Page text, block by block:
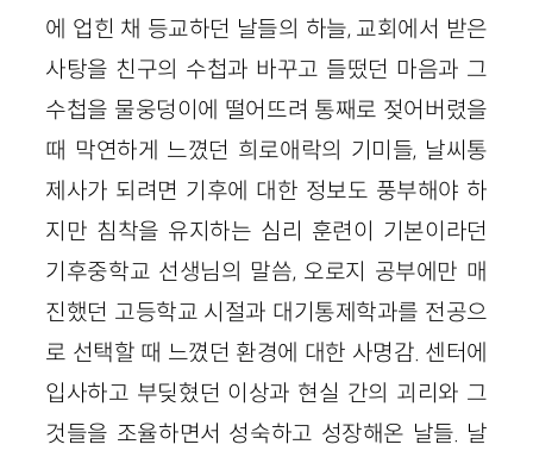
에 업힌 채 등교하던 날들의 하늘, 교회에서 받은
사탕을 친구의 수첩과 바꾸고 들떴던 마음과 그
수첩을 물웅덩이에 떨어뜨려 통째로 젖어버렸을
때 막연하게 느꼈던 희로애락의 기미들, 날씨통
제사가 되려면 기후에 대한 정보도 풍부해야 하
지만 침착을 유지하는 심리 훈련이 기본이라던
기후중학교 선생님의 말씀, 오로지 공부에만 매
진했던 고등학교 시절과 대기통제학과를 전공으
로 선택할 때 느꼈던 환경에 대한 사명감. 센터에
입사하고 부딪혔던 이상과 현실 간의 괴리와 그
것들을 조율하면서 성숙하고 성장해온 날들. 날